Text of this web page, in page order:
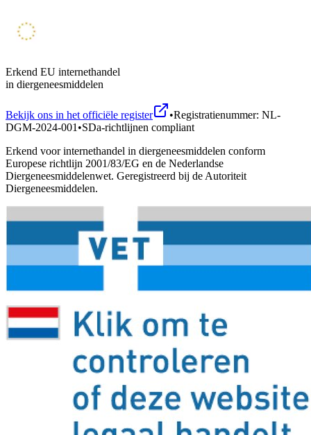
Erkend EU internethandel
in diergeneesmiddelen
Bekijk ons in het officiële register •Registratienummer: NL-
DGM-2024-001 •SDa-richtlijnen compliant
Erkend voor internethandel in diergeneesmiddelen conform
Europese richtlijn 2001/83/EG en de Nederlandse
Diergeneesmiddelenwet. Geregistreerd bij de Autoriteit
Diergeneesmiddelen.